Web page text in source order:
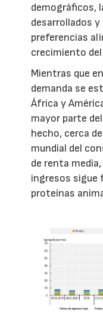
demográficos,
desarrollados
preferencias
crecimiento
Mientras que
demanda se
África y
mayor parte
hecho, cerca
mundial del
de renta
ingresos sigue
proteínas